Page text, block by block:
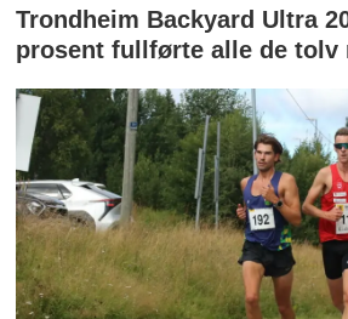
Trondheim Backyard Ultra
prosent fullførte alle de tolv